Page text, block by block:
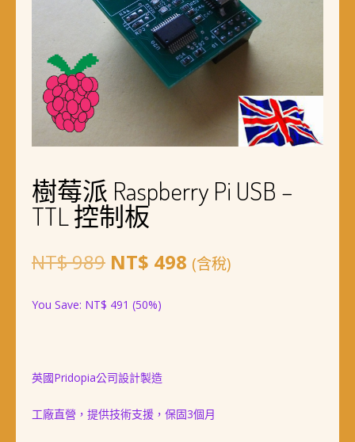
樹莓派 Raspberry Pi USB –
TTL 控制板
NT$989 原
NT$ 989。
NT$ 498 目
(含稅)
You Save: NT$ 491 (50%)
英國Pridopia公司設計製造
工廠直營，提供技術支援，保固3個月